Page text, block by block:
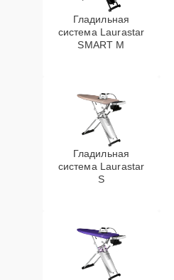
Гладильная
система Laurastar
SMART M
Гладильная
система Laurastar
S